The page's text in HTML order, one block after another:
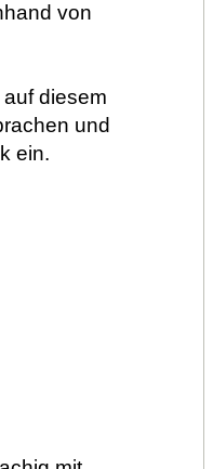
von
diesem
und
ein.